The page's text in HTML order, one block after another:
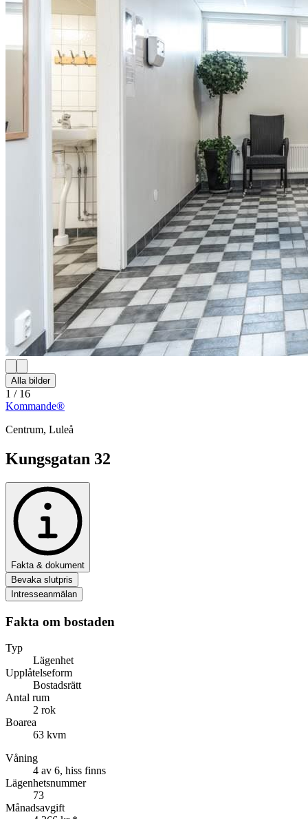
Alla bilder
1 / 16
Kommande®
Centrum, Luleå
Kungsgatan 32
Fakta & dokument
Bevaka slutpris
Intresseanmälan
Fakta om bostaden
Typ
Lägenhet
Upplåtelseform
Bostadsrätt
Antal rum
2 rok
Boarea
63 kvm
Våning
4 av 6, hiss finns
Lägenhetsnummer
73
Månadsavgift